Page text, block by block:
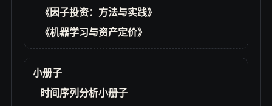
《因子投资：方法与实践》
《机器学习与资产定价》
小册子
时间序列分析小册子